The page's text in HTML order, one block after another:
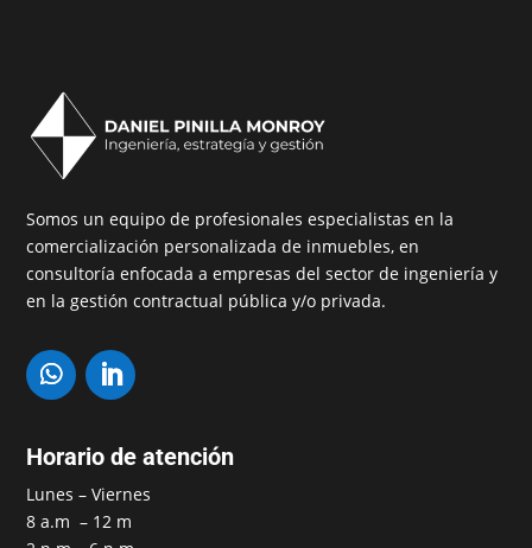
Somos un equipo de profesionales especialistas en la
comercialización personalizada de inmuebles, en
consultoría enfocada a empresas del sector de ingeniería y
en la gestión contractual pública y/o privada.
Horario de atención
Lunes – Viernes
8 a.m – 12 m